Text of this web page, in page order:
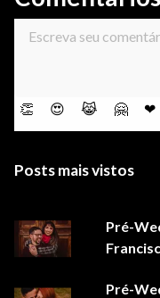
👏 😍 😹 🤗 ❤
Posts mais vistos
Pré-
Pré-